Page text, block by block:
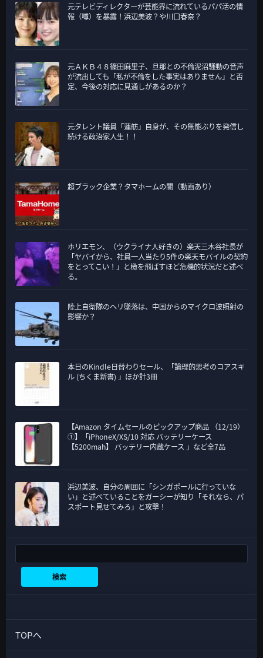
元テレビディレクターが芸能界に流れているパパ活の情
報（噂）を暴露！浜辺美波？や川口春奈？
元ＡＫＢ４８篠田麻里子、旦那との不倫泥沼騒動の音声
が流出しても「私が不倫をした事実はありません」と否
定、今後の対応に見通しがあるのか？
元タレント議員「蓮舫」自身が、その無能ぶりを発信し
続ける政治家人生！！
超ブラック企業？タマホームの闇（動画あり）
ホリエモン、（ウクライナ人好きの）楽天三木谷社長が
「ヤバイから、社員一人当たり5件の楽天モバイルの契約
をとってこい！」と檄を飛ばすほど危機的状況だと述べ
る。
陸上自衛隊のヘリ墜落は、中国からのマイクロ波照射の
影響か？
本日のKindle日替わりセール、「論理的思考のコアスキ
ル (ちくま新書) 」ほか計3冊
【Amazon タイムセールのピックアップ商品 （12/19）
①】「iPhoneX/XS/10 対応 バッテリーケース
【5200mah】 バッテリー内蔵ケース 」など全7品
浜辺美波、自分の周囲に「シンガポールに行っていな
い」と述べていることをガーシーが知り「それなら、パ
スポート見せてみろ」と攻撃！
検索
TOPへ